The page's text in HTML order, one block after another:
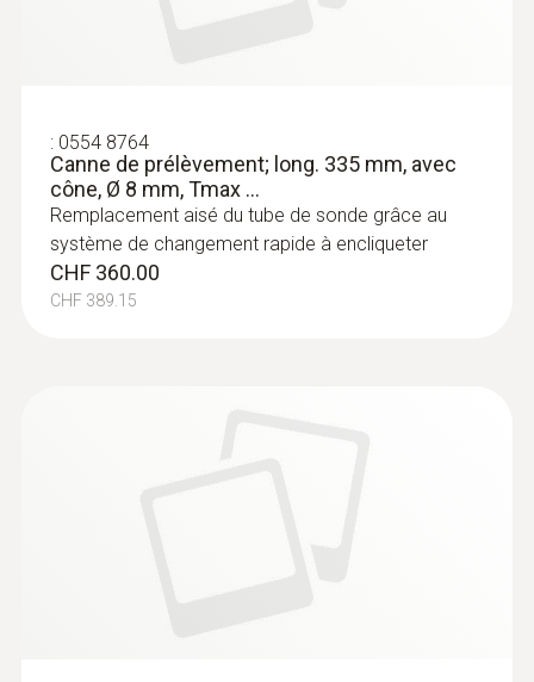
: 0554 8764
Canne de prélèvement; long. 335 mm, avec
cône, Ø 8 mm, Tmax ...
Remplacement aisé du tube de sonde grâce au
système de changement rapide à encliqueter
CHF 360.00
CHF 389.15